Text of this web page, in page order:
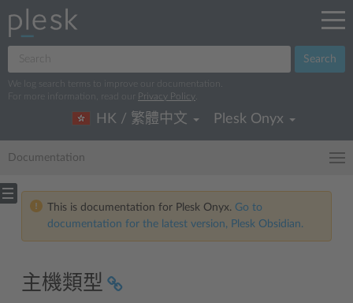
Search
We log search terms to improve our documentation.
For more information, read our
Privacy Policy
HK / 繁體中文 Plesk Onyx
Documentation
This is documentation for Plesk Onyx. Go to
documentation for the latest version, Plesk Obsidian.
主機類型